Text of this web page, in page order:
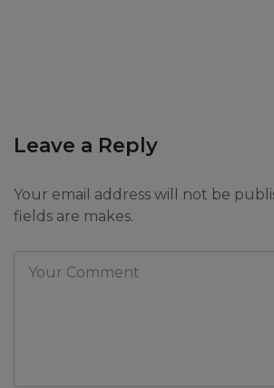
Leave a Reply
Your email address will not be
fields are makes.